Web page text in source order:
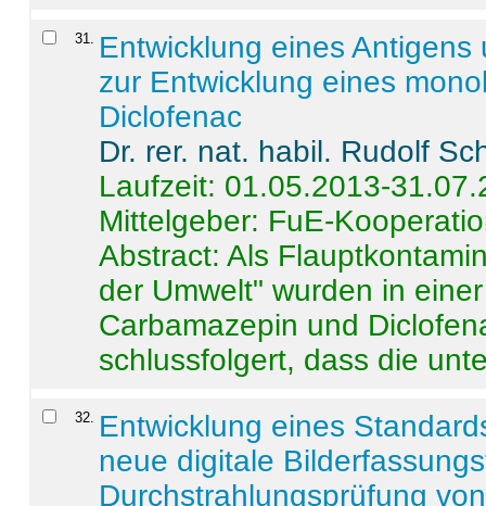
31. Entwicklung eines
zur Entwicklung eines
Diclofenac
Dr. rer. nat. habil. Rudolf
Laufzeit: 01.05.2013-
Mittelgeber: FuE-
Abstract:Als
der Umwelt" wurden in
Carbamazepin und
schlussfolgert, dass die
32. Entwicklung eines
neue digitale
Durchstrahlungsprüfung